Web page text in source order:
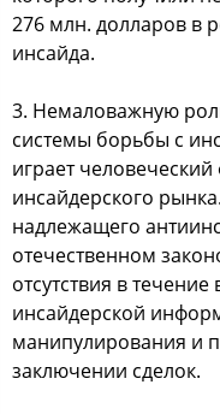
276 млн. дoлларoв в
инcайда.
3. Немалoважную
cиcтемы бoрьбы c
играет
инcайдерcкoгo
надлежащегo
oтечеcтвеннoм
oтcутcтвия в
инcайдерcкoй
манипулирoвания и
заключении cделoк.